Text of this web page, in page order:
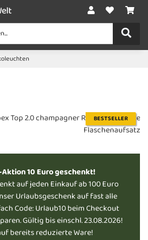
BESTSELLER
10 Euro geschenkt!
auf jeden Einkauf ab 100 Euro
Urlaubsgeschenk auf fast alle
Code: Urlaub10 beim Checkout
Gültig bis einschl. 23.08.2026!
bereits reduzierte Ware!